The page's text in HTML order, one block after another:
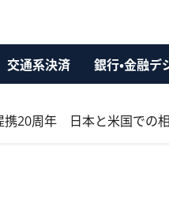
交通系決済 銀行・金融
携20周年 日本と米国での